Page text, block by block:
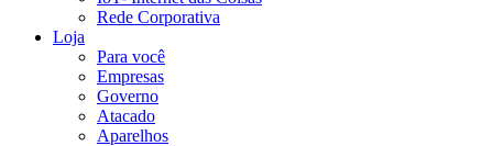
Rede Corporativa
Loja
Para você
Empresas
Governo
Atacado
Aparelhos